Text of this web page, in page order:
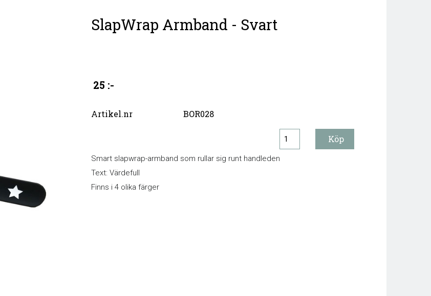
SlapWrap Armband - Svart
25 :-
Artikel.nr BOR028
Smart slapwrap-armband som rullar sig runt handleden
Text: Värdefull
Finns i 4 olika färger